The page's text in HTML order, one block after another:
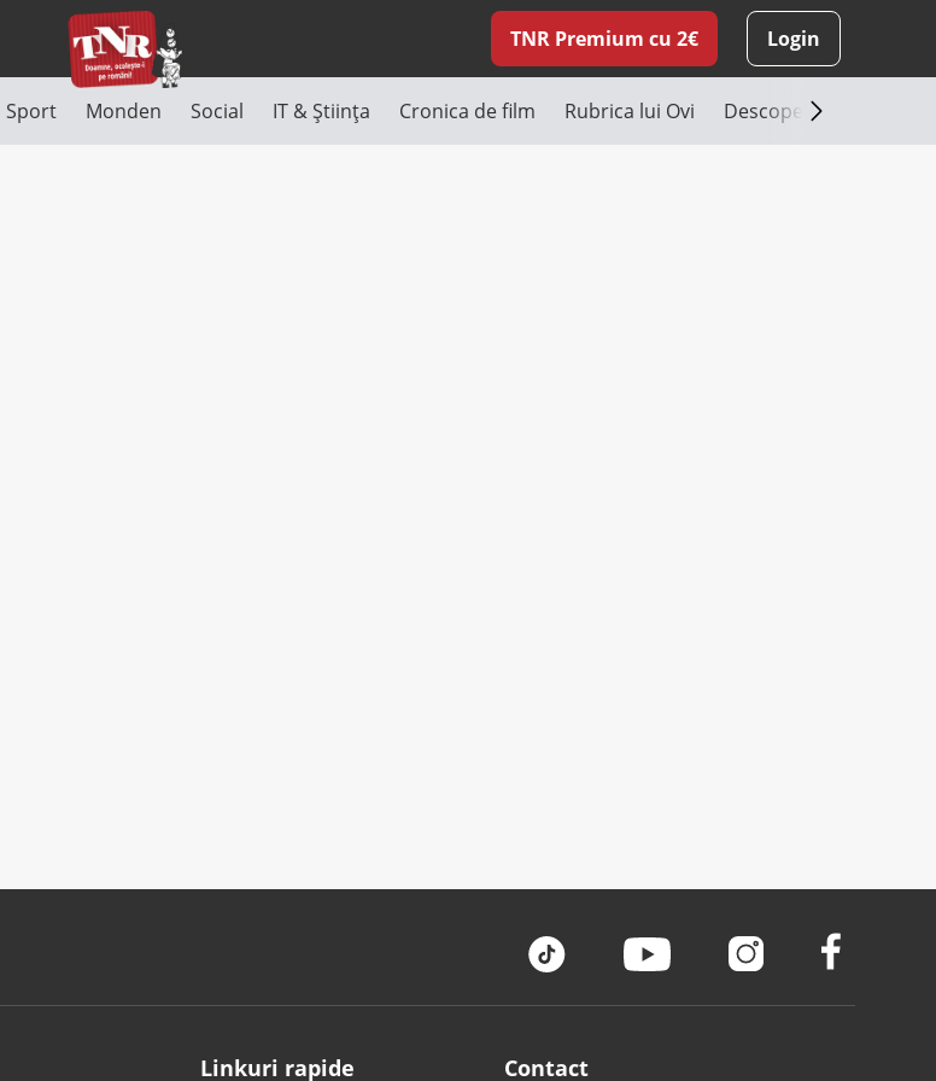
TNR Premium cu 2€ Login
Sport Monden Social IT & Știința Cronica de film Rubrica lui Ovi Descoperă România
Linkuri rapide Contact